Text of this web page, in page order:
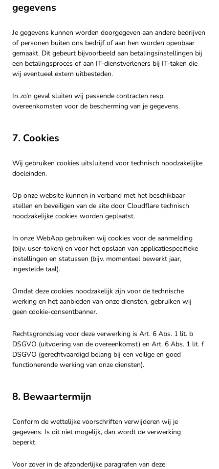
gegevens
Je gegevens kunnen worden doorgegeven aan andere bedrijven
of personen buiten ons bedrijf of aan hen worden openbaar
gemaakt. Dit gebeurt bijvoorbeeld aan betalingsinstellingen bij
een betalingsproces of aan IT-dienstverleners bij IT-taken die
wij eventueel extern uitbesteden.
In zo’n geval sluiten wij passende contracten resp.
overeenkomsten voor de bescherming van je gegevens.
7. Cookies
Wij gebruiken cookies uitsluitend voor technisch noodzakelijke
doeleinden.
Op onze website kunnen in verband met het beschikbaar
stellen en beveiligen van de site door Cloudflare technisch
noodzakelijke cookies worden geplaatst.
In onze WebApp gebruiken wij cookies voor de aanmelding
(bijv. user-token) en voor het opslaan van applicatiespecifieke
instellingen en statussen (bijv. momenteel bewerkt jaar,
ingestelde taal).
Omdat deze cookies noodzakelijk zijn voor de technische
werking en het aanbieden van onze diensten, gebruiken wij
geen cookie-consentbanner.
Rechtsgrondslag voor deze verwerking is Art. 6 Abs. 1 lit. b
DSGVO (uitvoering van de overeenkomst) en Art. 6 Abs. 1 lit. f
DSGVO (gerechtvaardigd belang bij een veilige en goed
functionerende werking van onze diensten).
8. Bewaartermijn
Conform de wettelijke voorschriften verwijderen wij je
gegevens. Is dit niet mogelijk, dan wordt de verwerking
beperkt.
Voor zover in de afzonderlijke paragrafen van deze